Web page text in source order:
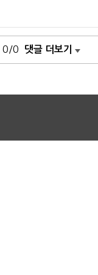
0/0 댓글 더보기